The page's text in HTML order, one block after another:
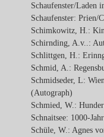
Schaufenster/Laden
Schaufenster: Prien/
Schimkowitz, H.:
Schirnding, A.v..:
Schlittgen, H.:
Schmid, A.:
Schmidseder, L:
(Autograph)
Schmied, W.:
Schnaitsee: 1000-
Schüle, W.: Agnes